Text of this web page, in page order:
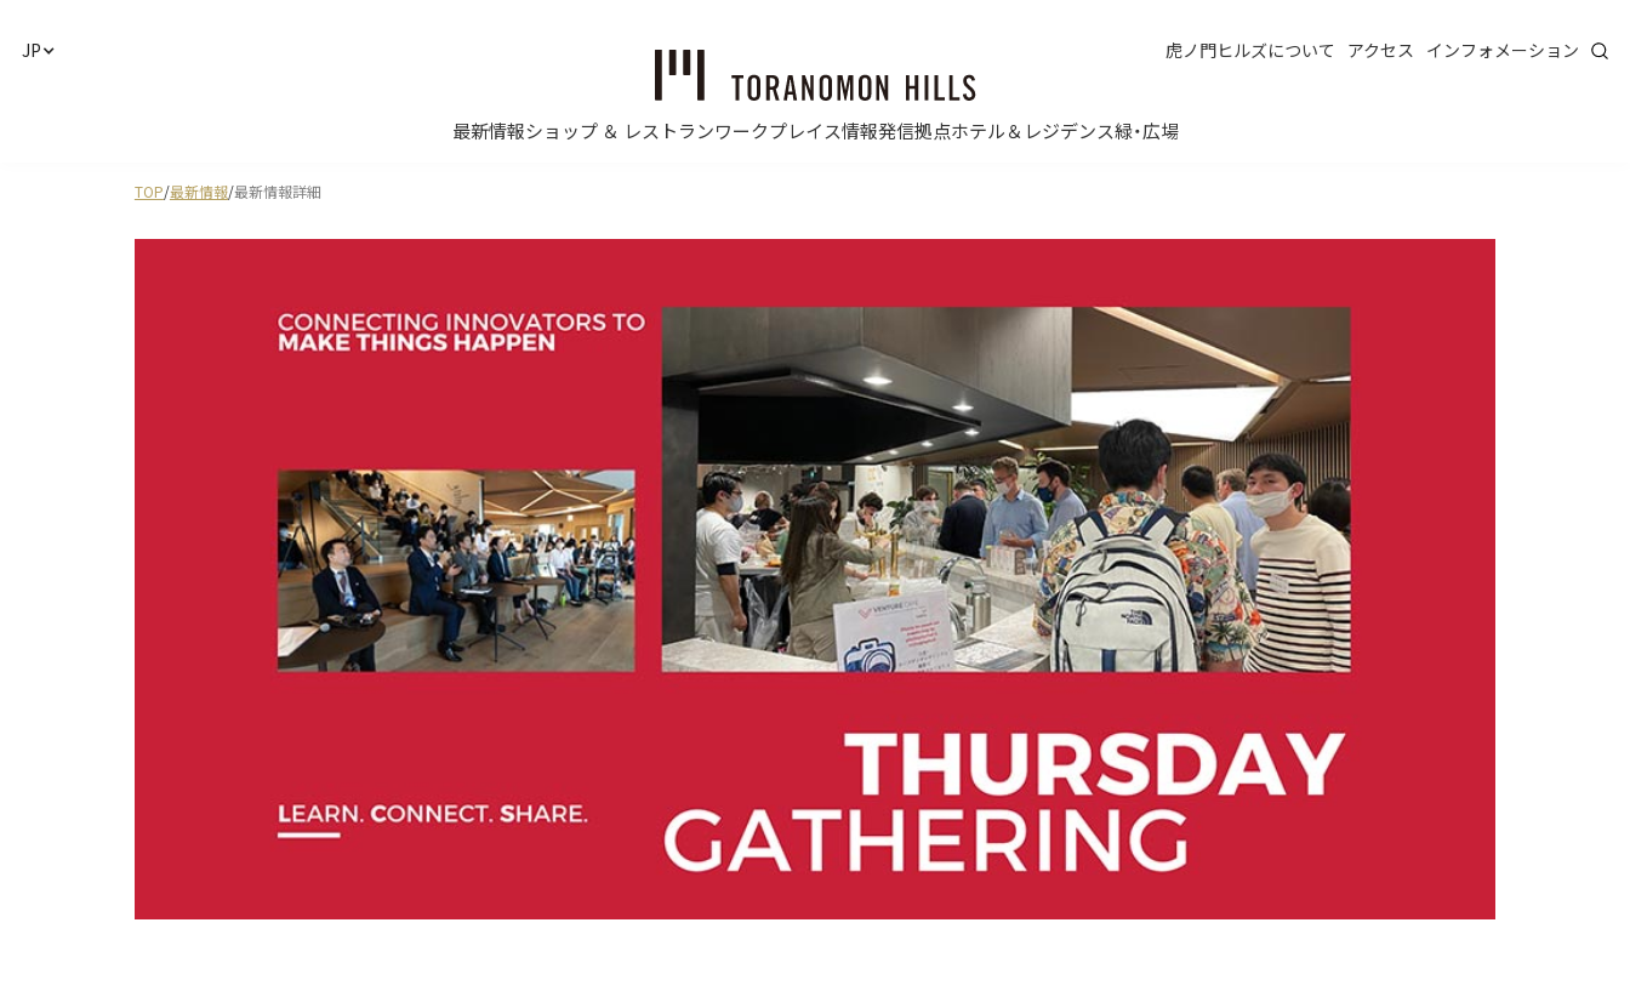
JP 虎ノ門ヒルズについて アクセス インフォメーション
最新情報ショップ ＆ レストランワークプレイス情報発信拠点ホテル＆レジデンス緑・広場
TOP/最新情報/最新情報詳細